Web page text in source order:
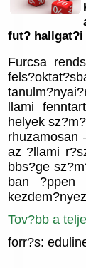
fut?
Furcsa
llami
helyek
rhuzamosan
az ?llami
bbs?ge
ban ?ppen
Tov?bb a
forr?s: